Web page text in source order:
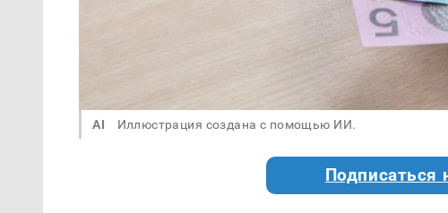
AI Иллюстрация создана с помощью ИИ.
Подписаться